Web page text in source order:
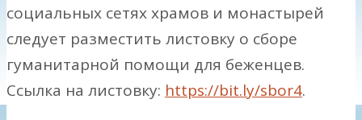
социальных сетях храмов и монастырей
следует разместить листовку о сборе
гуманитарной помощи для беженцев.
Ссылка на листовку: https://bit.ly/sbor4.